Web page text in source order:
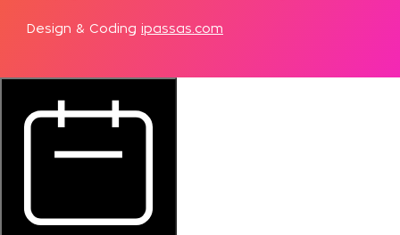
Design & Coding ipassas.com